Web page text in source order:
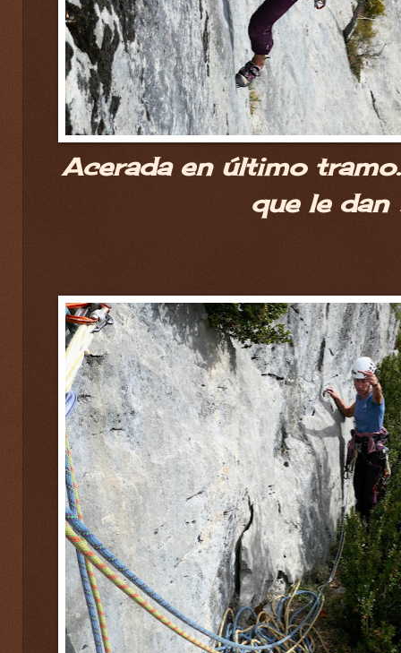
Acerada en último
que le dan